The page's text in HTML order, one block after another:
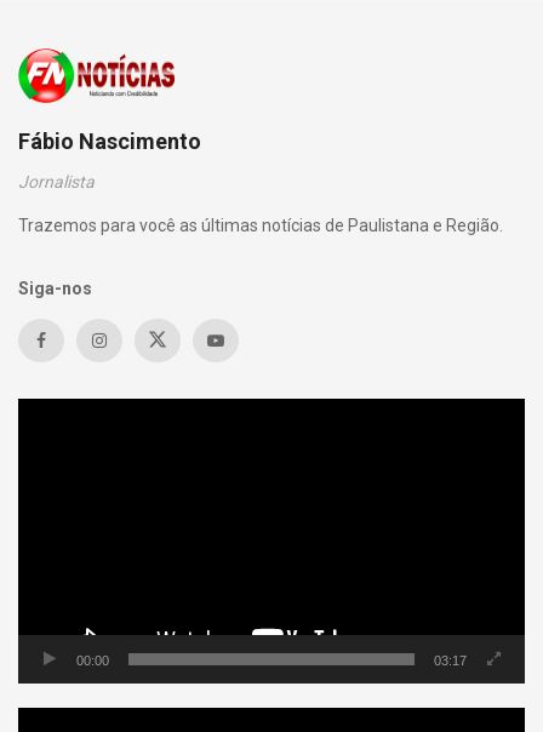
Fábio Nascimento
Jornalista
Trazemos para você as últimas notícias de Paulistana e Região.
Siga-nos
00:00 03:17